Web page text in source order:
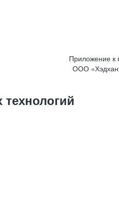
Приложение к
ООО